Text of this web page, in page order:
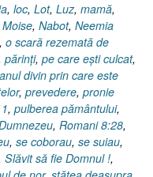
, loc, Lot, Luz, mamă,
Moise, Nabot, Neemia
, o scară rezemată de
părinţi, pe care eşti culcat,
divin prin care este
, prevedere, pronie
, pulberea pământului,
, Romani 8:28,
, se coborau, se suiau,
Slăvit să fie Domnul !,